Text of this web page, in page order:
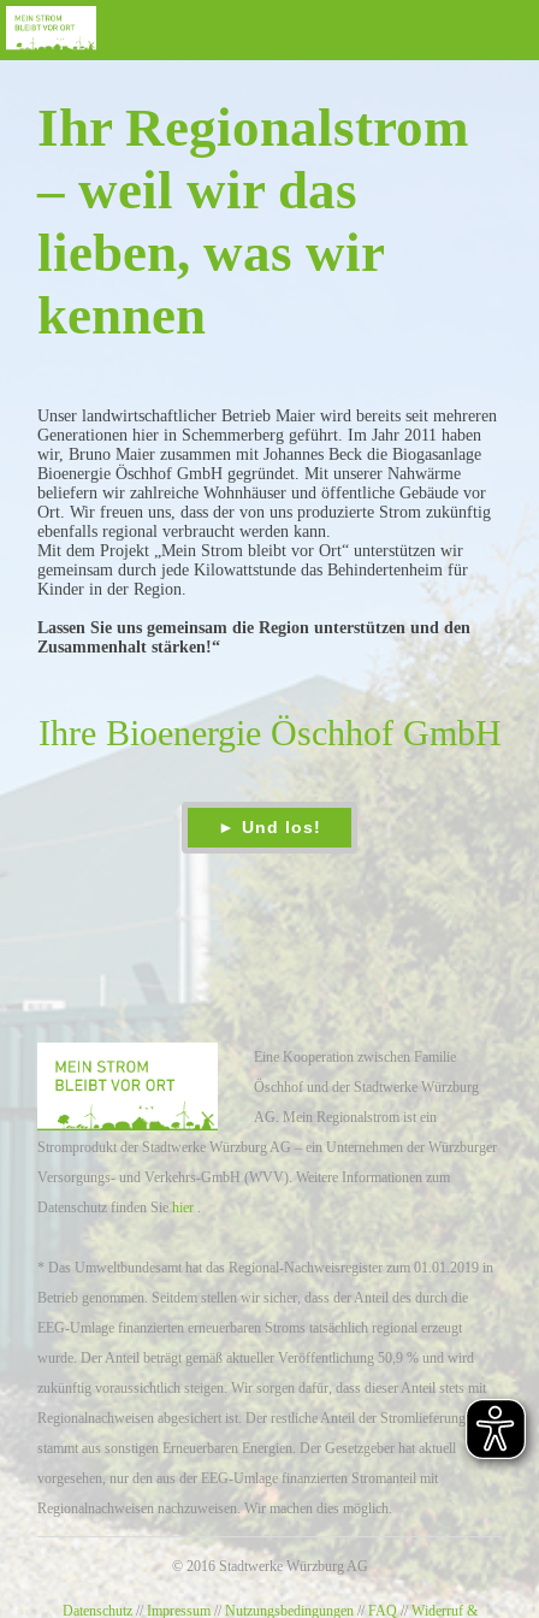
Ihr Regionalstrom
– weil wir das
lieben, was wir
kennen
Unser landwirtschaftlicher Betrieb Maier wird bereits seit mehreren
Generationen hier in Schemmerberg geführt. Im Jahr 2011 haben
wir, Bruno Maier zusammen mit Johannes Beck die Biogasanlage
Bioenergie Öschhof GmbH gegründet. Mit unserer Nahwärme
beliefern wir zahlreiche Wohnhäuser und öffentliche Gebäude vor
Ort. Wir freuen uns, dass der von uns produzierte Strom zukünftig
ebenfalls regional verbraucht werden kann.
Mit dem Projekt „Mein Strom bleibt vor Ort“ unterstützen wir
gemeinsam durch jede Kilowattstunde das Behindertenheim für
Kinder in der Region.
Lassen Sie uns gemeinsam die Region unterstützen und den
Zusammenhalt stärken!“
Ihre Bioenergie Öschhof GmbH
Eine Kooperation zwischen Familie
Öschhof und der Stadtwerke Würzburg
AG. Mein Regionalstrom ist ein
Stromprodukt der Stadtwerke Würzburg AG – ein Unternehmen der Würzburger
Versorgungs- und Verkehrs-GmbH (WVV). Weitere Informationen zum
Datenschutz finden Siehier .
* Das Umweltbundesamt hat das Regional-Nachweisregister zum 01.01.2019 in
Betrieb genommen. Seitdem stellen wir sicher, dass der Anteil des durch die
EEG-Umlage finanzierten erneuerbaren Stroms tatsächlich regional erzeugt
wurde. Der Anteil beträgt gemäß aktueller Veröffentlichung 50,9 % und wird
zukünftig voraussichtlich steigen. Wir sorgen dafür, dass dieser Anteil stets mit
Regionalnachweisen abgesichert ist. Der restliche Anteil der Stromlieferung
stammt aus sonstigen Erneuerbaren Energien. Der Gesetzgeber hat aktuell
vorgesehen, nur den aus der EEG-Umlage finanzierten Stromanteil mit
Regionalnachweisen nachzuweisen. Wir machen dies möglich.
© 2016 Stadtwerke Würzburg AG
Datenschutz// Impressum// Nutzungsbedingungen// FAQ//Widerruf &